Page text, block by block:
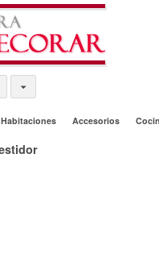
Habitaciones Accesorios